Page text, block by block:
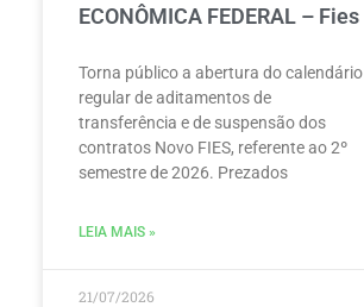
ECONÔMICA FEDERAL – Fies
Torna público a abertura do calendário
regular de aditamentos de
transferência e de suspensão dos
contratos Novo FIES, referente ao 2º
semestre de 2026. Prezados
LEIA MAIS »
21/07/2026